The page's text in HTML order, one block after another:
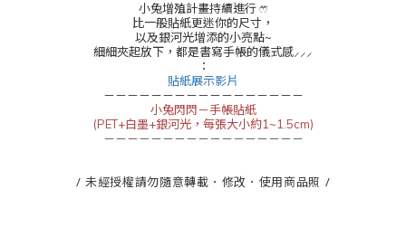
小兔增殖計畫持續進行 ෆ⃛
比一般貼紙更迷你的尺寸，
以及銀河光增添的小亮點~
細細夾起放下，都是書寫手帳的儀式感⸝⸝⸝
：
貼紙展示影片
－－－－－－－－－－－－－－－－－
小兔閃閃－手帳貼紙
(PET+白墨+銀河光，每張大小約1~1.5cm)
－－－－－－－－－－－－－－－－－
/ 未經授權請勿隨意轉載．修改．使用商品照 /